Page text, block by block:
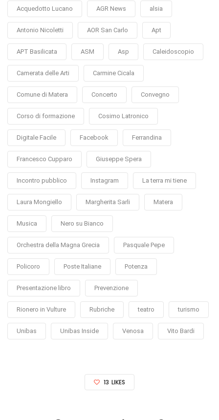
Acquedotto Lucano AGR News alsia
Antonio Nicoletti AOR San Carlo Apt
APT Basilicata ASM Asp Caleidoscopio
Camerata delle Arti Carmine Cicala
Comune di Matera Concerto Convegno
Corso di formazione Cosimo Latronico
Digitale Facile Facebook Ferrandina
Francesco Cupparo Giuseppe Spera
Incontro pubblico Instagram La terra mi tiene
Laura Mongiello Margherita Sarli Matera
Musica Nero su Bianco
Orchestra della Magna Grecia Pasquale Pepe
Policoro Poste Italiane Potenza
Presentazione libro Prevenzione
Rionero in Vulture Rubriche teatro turismo
Unibas Unibas Inside Venosa Vito Bardi
13 LIKES